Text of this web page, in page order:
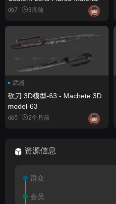
7 3周前
武器
砍刀 3D模型-63 - Machete 3D
model-63
5 2个月前
资源信息
群众
会员